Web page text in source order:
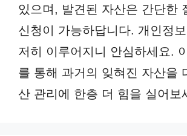
있으며, 발견된 자산은 간단한
신청이 가능하답니다. 개인정
저히 이루어지니 안심하세요.
를 통해 과거의 잊혀진 자산을
산 관리에 한층 더 힘을 실어보